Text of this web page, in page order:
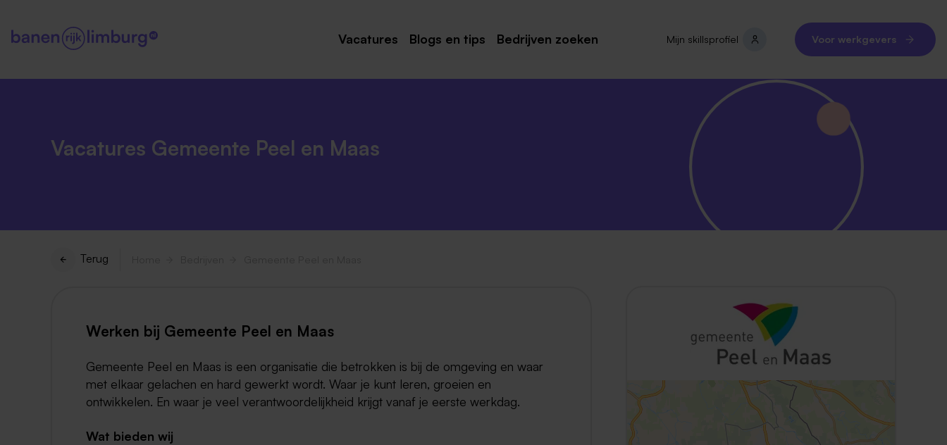
Vacatures
Maastricht
Kerkrade
Blogs en tips Bedrijven zoeken Mijn skillsprofiel Voor werkgevers
Vacatures Gemeente Peel en Maas
Terug
Werken bij Gemeente Peel en Maas
Gemeente Peel en Maas is een organisatie die betrokken is bij de omgeving en waar
met elkaar gelachen en hard gewerkt wordt. Waar je kunt leren, groeien en
ontwikkelen. En waar je veel verantwoordelijkheid krijgt vanaf je eerste werkdag.
Wat bieden wij